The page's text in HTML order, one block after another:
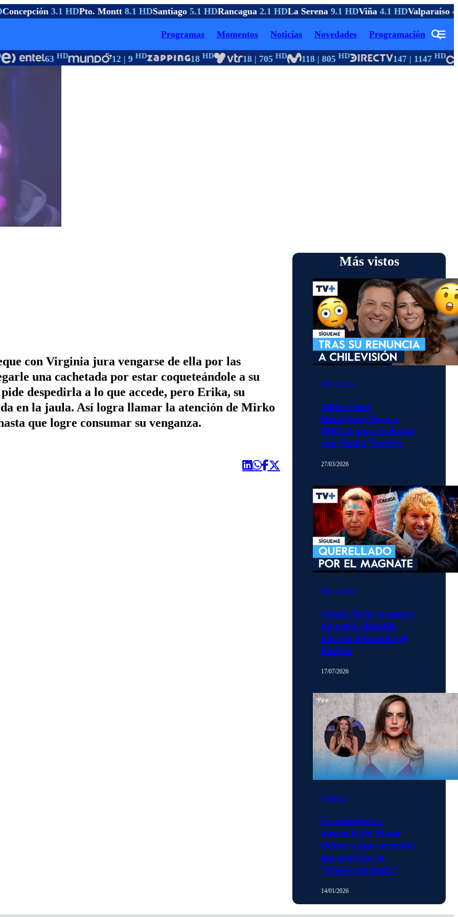
3.1 HDPto. Montt8.1 HDSantiago5.1 HDRancagua2.1 HDLa Serena9.1 HDViña4.1 HDValparaíso
Programas Momentos Noticias Novedades Programación
63HD 12 | 9HD 18HD 18 | 705HD 118 | 805HD 147 | 1147HD
con Virginia jura vengarse de ella por las
una cachetada por estar coqueteándole a su
despedirla a lo que accede, pero Erika, su
en la jaula. Así logra llamar la atención de Mirko
que logre consumar su venganza.
Más vistos
Momentos
Julio César
Rodríguez llega a
MEGA para trabajar
con Tonka Tomicic
27/03/2026
Momentos
Sergio Rojas asegura
no tener abogado
para la demanda de
Farkas
17/07/2026
Noticias
La sorpresiva
ausencia de Diana
Bolocco que encendió
las alarmas en
“Fiebre de Baile”
14/01/2026